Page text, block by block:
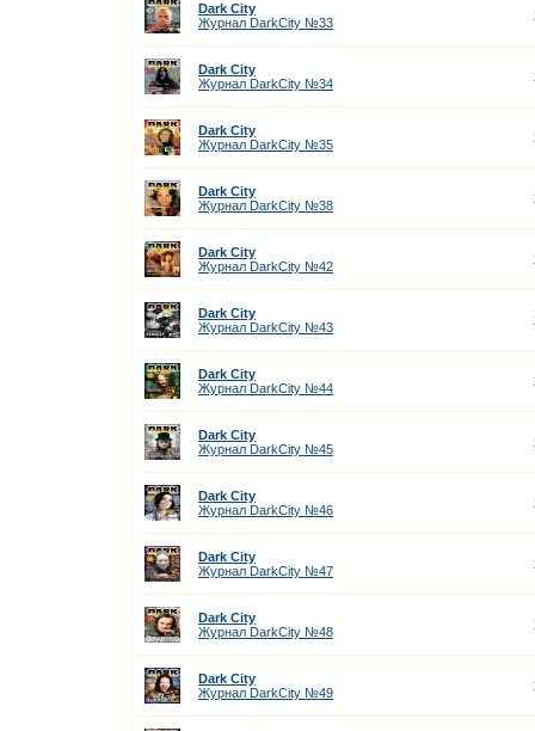
Dark City
Журнал DarkCity №33
Dark City
Журнал DarkCity №34
Dark City
Журнал DarkCity №35
Dark City
Журнал DarkCity №38
Dark City
Журнал DarkCity №42
Dark City
Журнал DarkCity №43
Dark City
Журнал DarkCity №44
Dark City
Журнал DarkCity №45
Dark City
Журнал DarkCity №46
Dark City
Журнал DarkCity №47
Dark City
Журнал DarkCity №48
Dark City
Журнал DarkCity №49